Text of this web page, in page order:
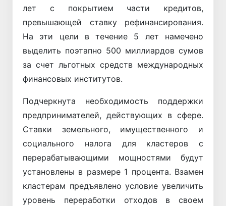
лет с покрытием части кредитов,
превышающей ставку рефинансирования.
На эти цели в течение 5 лет намечено
выделить поэтапно 500 миллиардов сумов
за счет льготных средств международных
финансовых институтов.
Подчеркнута необходимость поддержки
предпринимателей, действующих в сфере.
Ставки земельного, имущественного и
социального налога для кластеров с
перерабатывающими мощностями будут
установлены в размере 1 процента. Взамен
кластерам предъявлено условие увеличить
уровень переработки отходов в своем